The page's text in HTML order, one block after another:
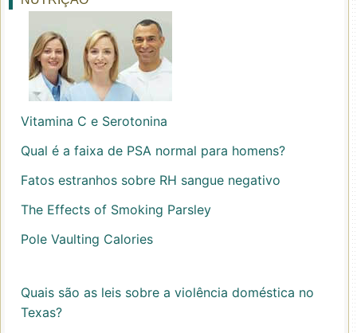
Vitamina C e Serotonina
Qual é a faixa de PSA normal para homens?
Fatos estranhos sobre RH sangue negativo
The Effects of Smoking Parsley
Pole Vaulting Calories
Quais são as leis sobre a violência doméstica no
Texas?